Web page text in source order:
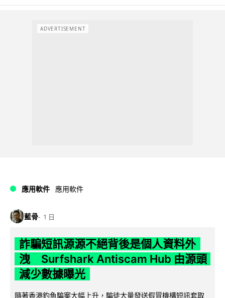
ADVERTISEMENT
應用軟件 應用軟件
藍骨 1 日
詐騙短訊源源不絕背後是個人資料外
洩 Surfshark Antiscam Hub 由源頭
減少數據曝光
隨著香港釣魚騙案大幅上升，騙徒大量發送假冒機構短訊套取